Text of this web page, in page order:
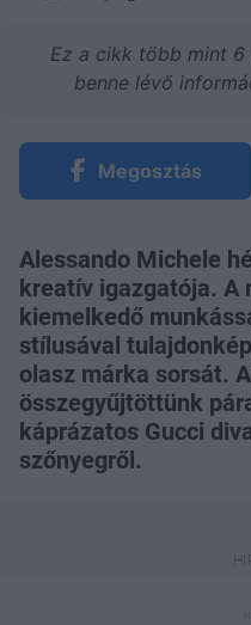
Ez a cikk több mint 6
benne lévő
Megosztás
Alessando Michele
kreatív igazgatója. A
kiemelkedő
stílusával
olasz márka sorsát.
összegyűjtöttünk
káprázatos Gucci
szőnyegről.